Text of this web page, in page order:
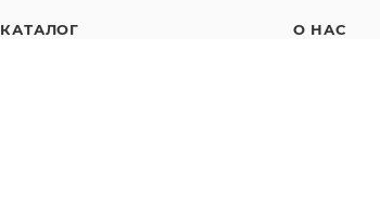
КАТАЛОГ О НАС